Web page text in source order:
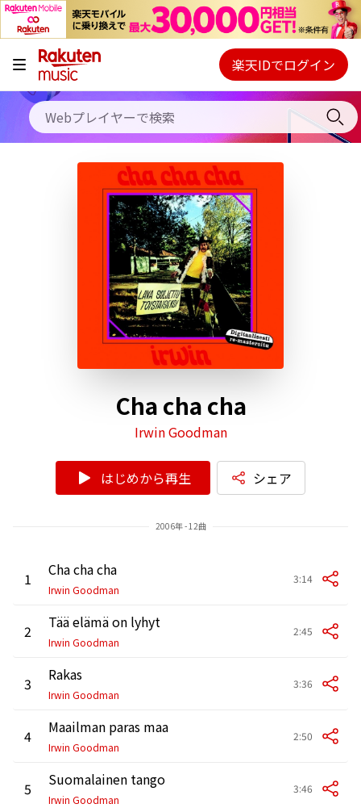
キャンペーン
料金プラン
使い方
初回30日間無料お試し
Webプレイヤー
ご契約内容の確認・変更
楽天IDでログイン
Cha cha cha
Irwin Goodman
はじめから再生 シェア
2006年 - 12曲
1 Cha cha cha
Irwin Goodman
3:14
2 Tää elämä on lyhyt
Irwin Goodman
2:45
3 Rakas
Irwin Goodman
3:36
4 Maailman paras maa
Irwin Goodman
2:50
5 Suomalainen tango
Irwin Goodman
3:46